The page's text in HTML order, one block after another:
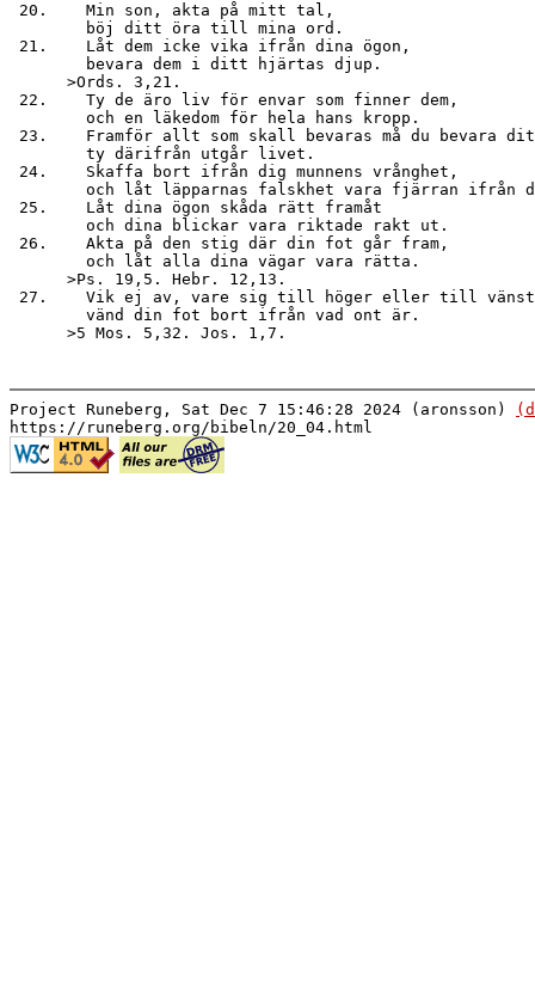
20.    Min son, akta på mitt tal,
        böj ditt öra till mina ord.
21.    Låt dem icke vika ifrån dina ögon,
        bevara dem i ditt hjärtas djup.
      >Ords. 3,21.
22.    Ty de äro liv för envar som finner dem,
        och en läkedom för hela hans kropp.
23.    Framför allt som skall bevaras må du bevara
        ty därifrån utgår livet.
24.    Skaffa bort ifrån dig munnens vrånghet,
och låt läpparnas falskhet vara fjärran ifrån
25.    Låt dina ögon skåda rätt framåt
        och dina blickar vara riktade rakt ut.
26.    Akta på den stig där din fot går fram,
        och låt alla dina vägar vara rätta.
      >Ps. 19,5. Hebr. 12,13.
27.    Vik ej av, vare sig till höger eller till
        vänd din fot bort ifrån vad ont är.
Project Runeberg, Sat Dec 7 15:46:28 2024 (aronsson)
https://runeberg.org/bibeln/20_04.html